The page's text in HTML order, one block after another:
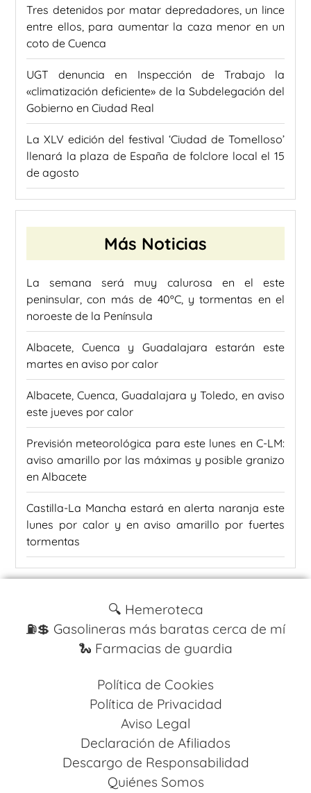
Tres detenidos por matar depredadores, un lince
entre ellos, para aumentar la caza menor en un
coto de Cuenca
UGT denuncia en Inspección de Trabajo la
«climatización deficiente» de la Subdelegación del
Gobierno en Ciudad Real
La XLV edición del festival ‘Ciudad de Tomelloso’
llenará la plaza de España de folclore local el 15
de agosto
Más Noticias
La semana será muy calurosa en el este
peninsular, con más de 40ºC, y tormentas en el
noroeste de la Península
Albacete, Cuenca y Guadalajara estarán este
martes en aviso por calor
Albacete, Cuenca, Guadalajara y Toledo, en aviso
este jueves por calor
Previsión meteorológica para este lunes en C-LM:
aviso amarillo por las máximas y posible granizo
en Albacete
Castilla-La Mancha estará en alerta naranja este
lunes por calor y en aviso amarillo por fuertes
tormentas
🔍 Hemeroteca
⛽️💲 Gasolineras más baratas cerca de mí
🐍 Farmacias de guardia
Política de Cookies
Política de Privacidad
Aviso Legal
Declaración de Afiliados
Descargo de Responsabilidad
Quiénes Somos